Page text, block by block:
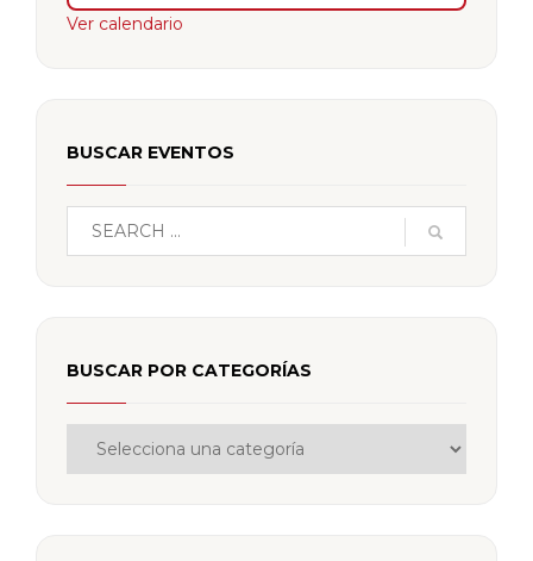
Ver calendario
BUSCAR EVENTOS
BUSCAR POR CATEGORÍAS